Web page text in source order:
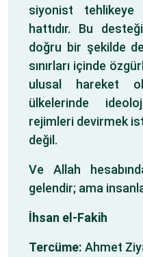
siyonist tehlikeye
hattıdır. Bu
doğru bir şekilde
sınırları içinde
ulusal hareket
ülkelerinde
rejimleri devirmek
değil.
Ve Allah
gelendir; ama
İhsan el-Fakih
Tercüme: Ahmet